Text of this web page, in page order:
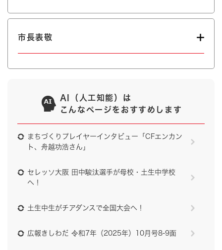
市長表敬
AI（人工知能）は
こんなページをおすすめします
まちづくりプレイヤーインタビュー「CFエンカン
ト、舟越功浩さん」
セレッソ大阪 田中駿汰選手が母校・土生中学校
へ！
土生中生がチアダンスで全国大会へ！
広報きしわだ 令和7年（2025年）10月号8-9面